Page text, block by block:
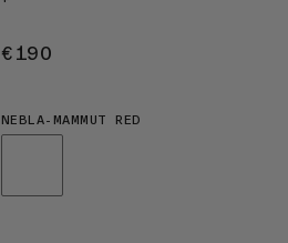
€190
NEBLA-MAMMUT RED